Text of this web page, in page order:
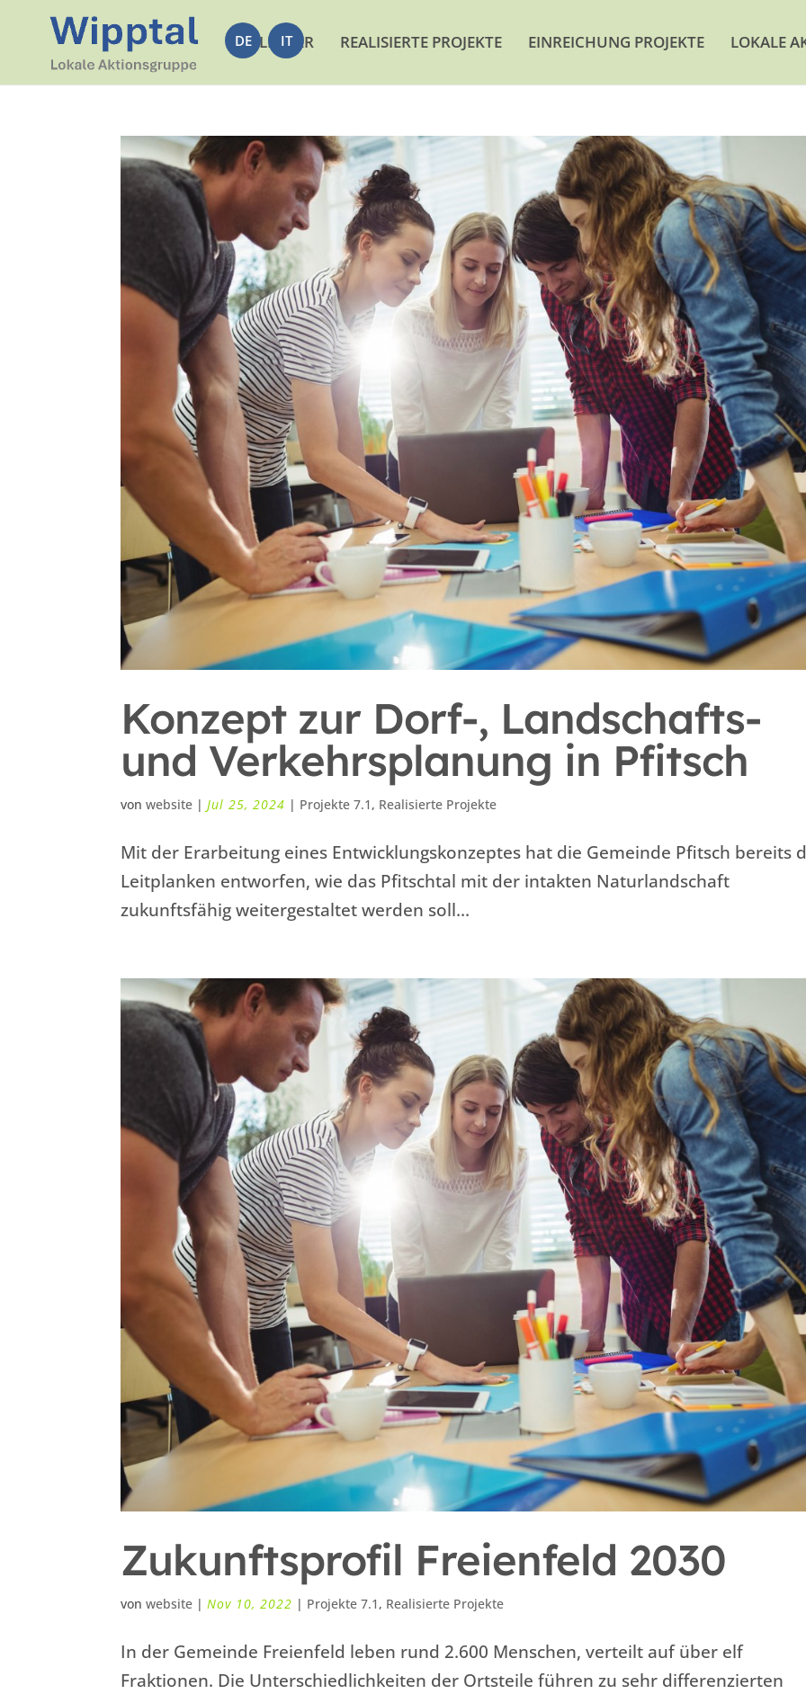
DE IT
LEADER REALISIERTE PROJEKTE EINREICHUNG PROJEKTE LOKALE
Konzept zur Dorf-, Landschafts-
und Verkehrsplanung in Pfitsch
vonwebsite | Jul 25, 2024 | Projekte 7.1 , Realisierte Projekte
Mit der Erarbeitung eines Entwicklungskonzeptes hat die Gemeinde Pfitsch bereits
Leitplanken entworfen, wie das Pfitschtal mit der intakten Naturlandschaft
zukunftsfähig weitergestaltet werden soll…
Zukunftsprofil Freienfeld 2030
vonwebsite |Nov 10, 2022 | Projekte 7.1 , Realisierte Projekte
In der Gemeinde Freienfeld leben rund 2.600 Menschen, verteilt auf über elf
Fraktionen. Die Unterschiedlichkeiten der Ortsteile führen zu sehr differenzierten